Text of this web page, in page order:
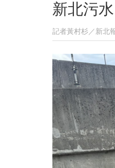
新北污
記者黃村杉／新北